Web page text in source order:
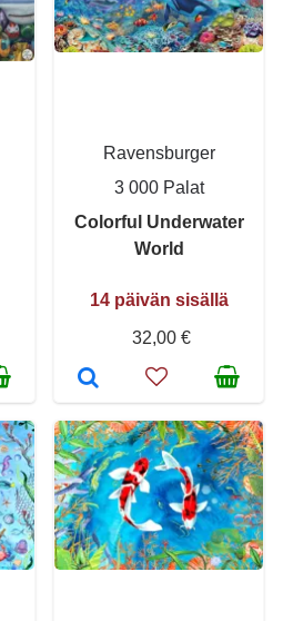
Ravensburger
3 000 Palat
Colorful Underwater
World
14 päivän sisällä
32,00 €